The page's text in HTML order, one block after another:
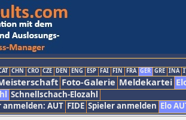
CHN CRO CZE DEN ENG ESP FAI FIN FRA GER GRE INA
Foto-Galerie Meldekartei
Schnellschach-Elozahl
AUT FIDE Spieler anmelden Elo